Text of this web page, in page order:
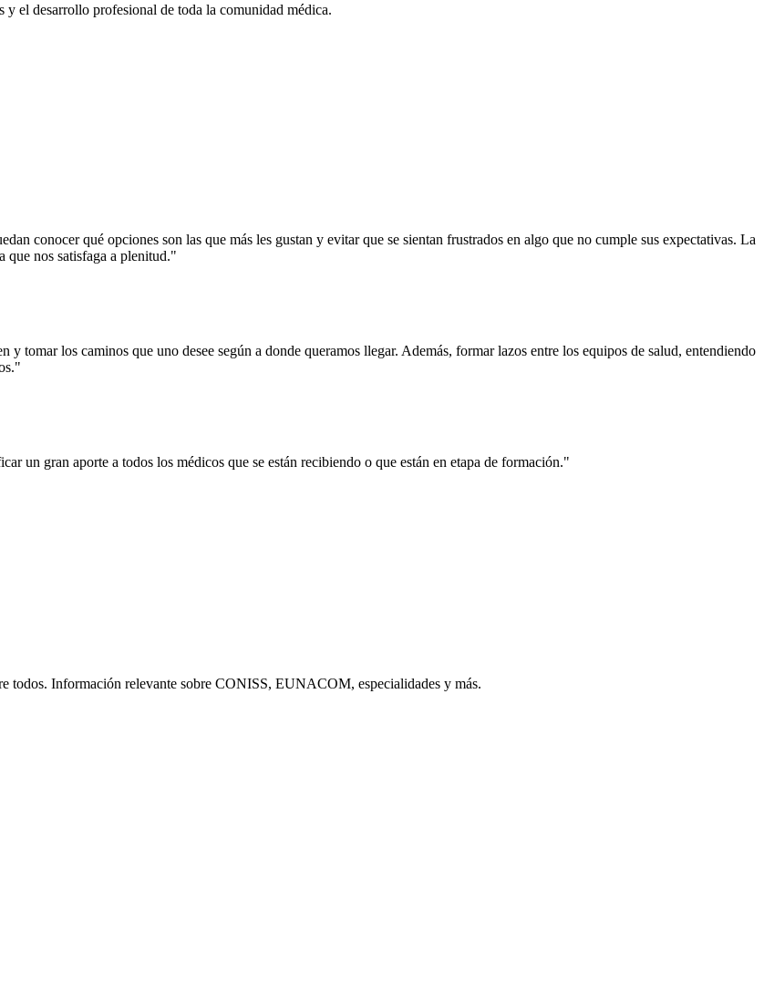
el desarrollo profesional de toda la comunidad médica.
conocer qué opciones son las que más les gustan y evitar que se sientan frustrados en algo que no cumple sus expectativas. La
que nos satisfaga a plenitud."
tomar los caminos que uno desee según a donde queramos llegar. Además, formar lazos entre los equipos de salud, entendiendo
un gran aporte a todos los médicos que se están recibiendo o que están en etapa de formación."
todos. Información relevante sobre CONISS, EUNACOM, especialidades y más.